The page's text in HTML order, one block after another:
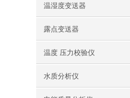
温湿度变送器
露点变送器
温度 压力校验仪
水质分析仪